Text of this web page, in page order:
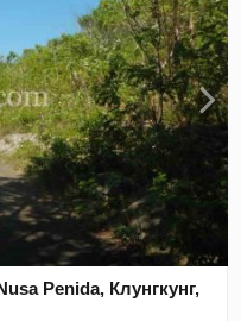
Penida, Клунгкунг,